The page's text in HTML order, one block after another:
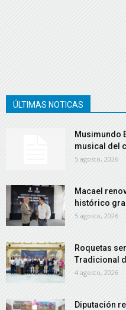
ÚLTIMAS NOTICAS
Musimundo
musical del
5 agosto, 2026
Macael
histórico
5 agosto, 2026
Roquetas
Tradicional
4 agosto, 2026
Diputación